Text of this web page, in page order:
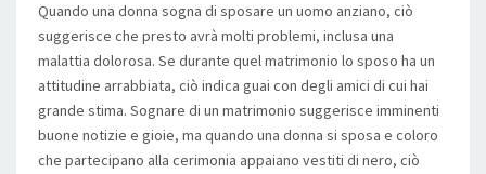
Quando una donna sogna di sposare un uomo anziano, ciò
suggerisce che presto avrà molti problemi, inclusa una
malattia dolorosa. Se durante quel matrimonio lo sposo ha un
attitudine arrabbiata, ciò indica guai con degli amici di cui hai
grande stima. Sognare di un matrimonio suggerisce imminenti
buone notizie e gioie, ma quando una donna si sposa e coloro
che partecipano alla cerimonia appaiano vestiti di nero, ciò